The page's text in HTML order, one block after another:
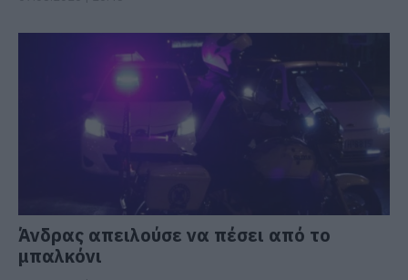
Άνδρας απειλούσε να πέσει από το
μπαλκόνι